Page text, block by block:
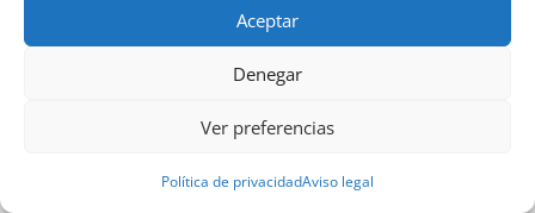
Aceptar
Denegar
Ver preferencias
Política de privacidadAviso legal